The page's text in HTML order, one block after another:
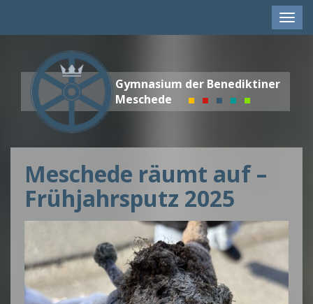
Gymnasium der Benediktiner
Meschede
Meschede räumt auf –
Frühjahrsputz 2025